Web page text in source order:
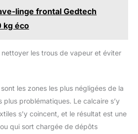
et des exigences prévues pour la
d’offrir un produit fiable et sûr.
linge frontal Gedtech
kg éco
nettoyer les trous de vapeur et éviter
sont les zones les plus négligées de la
plus problématiques. Le calcaire s’y
s’y coincent, et le résultat est une
qui sort chargée de dépôts